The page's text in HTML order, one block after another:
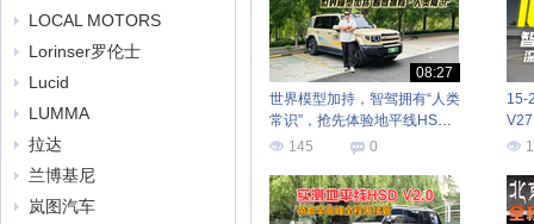
LOCAL MOTORS
Lorinser罗伦士
Lucid
LUMMA
拉达
兰博基尼
岚图汽车
08:27
世界模型加持，智驾拥有“人类
常识”，抢先体验地平线HSD
V2.0145 0
15-
手？